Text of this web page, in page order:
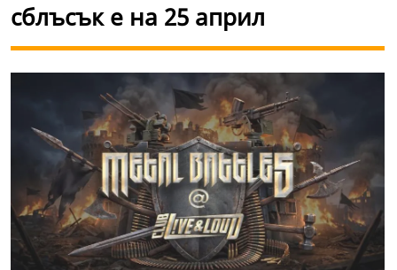
сблъсък е на 25 април